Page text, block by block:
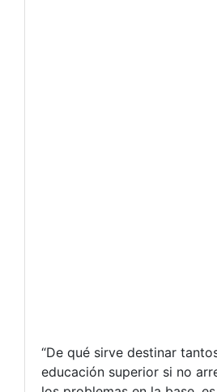
“De qué sirve destinar
educación superior si no